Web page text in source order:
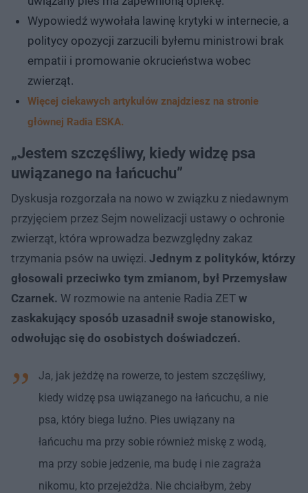
Wypowiedź wywołała lawinę krytyki w internecie, a
politycy opozycji zarzucili byłemu ministrowi brak
empatii i promowanie okrucieństwa wobec
zwierząt.
Więcej ciekawych artykułów znajdziesz na stronie
głównej Radia ESKA.
„Jestem szczęśliwy, kiedy widzę psa
uwiązanego na łańcuchu”
Dyskusja rozgorzała na nowo w związku z niedawnym
przyjęciem przez Sejm nowelizacji ustawy o ochronie
zwierząt, która wprowadza bezwzględny zakaz
trzymania psów na uwięzi. Jednym z polityków, którzy
głosowali przeciwko tym zmianom, był Przemysław
Czarnek. W rozmowie na antenie Radia ZET w
zaskakujący sposób uzasadnił swoje stanowisko,
odwołując się do osobistych doświadczeń.
Ja, jak jeżdżę na rowerze, to jestem szczęśliwy,
kiedy widzę psa uwiązanego na łańcuchu, a nie
psa, który biega luźno. Pies uwiązany na
łańcuchu ma przy sobie również miskę z wodą,
ma przy sobie jedzenie, ma budę i nie zagraża
nikomu, kto przejeżdża. Nie chciałbym, żeby